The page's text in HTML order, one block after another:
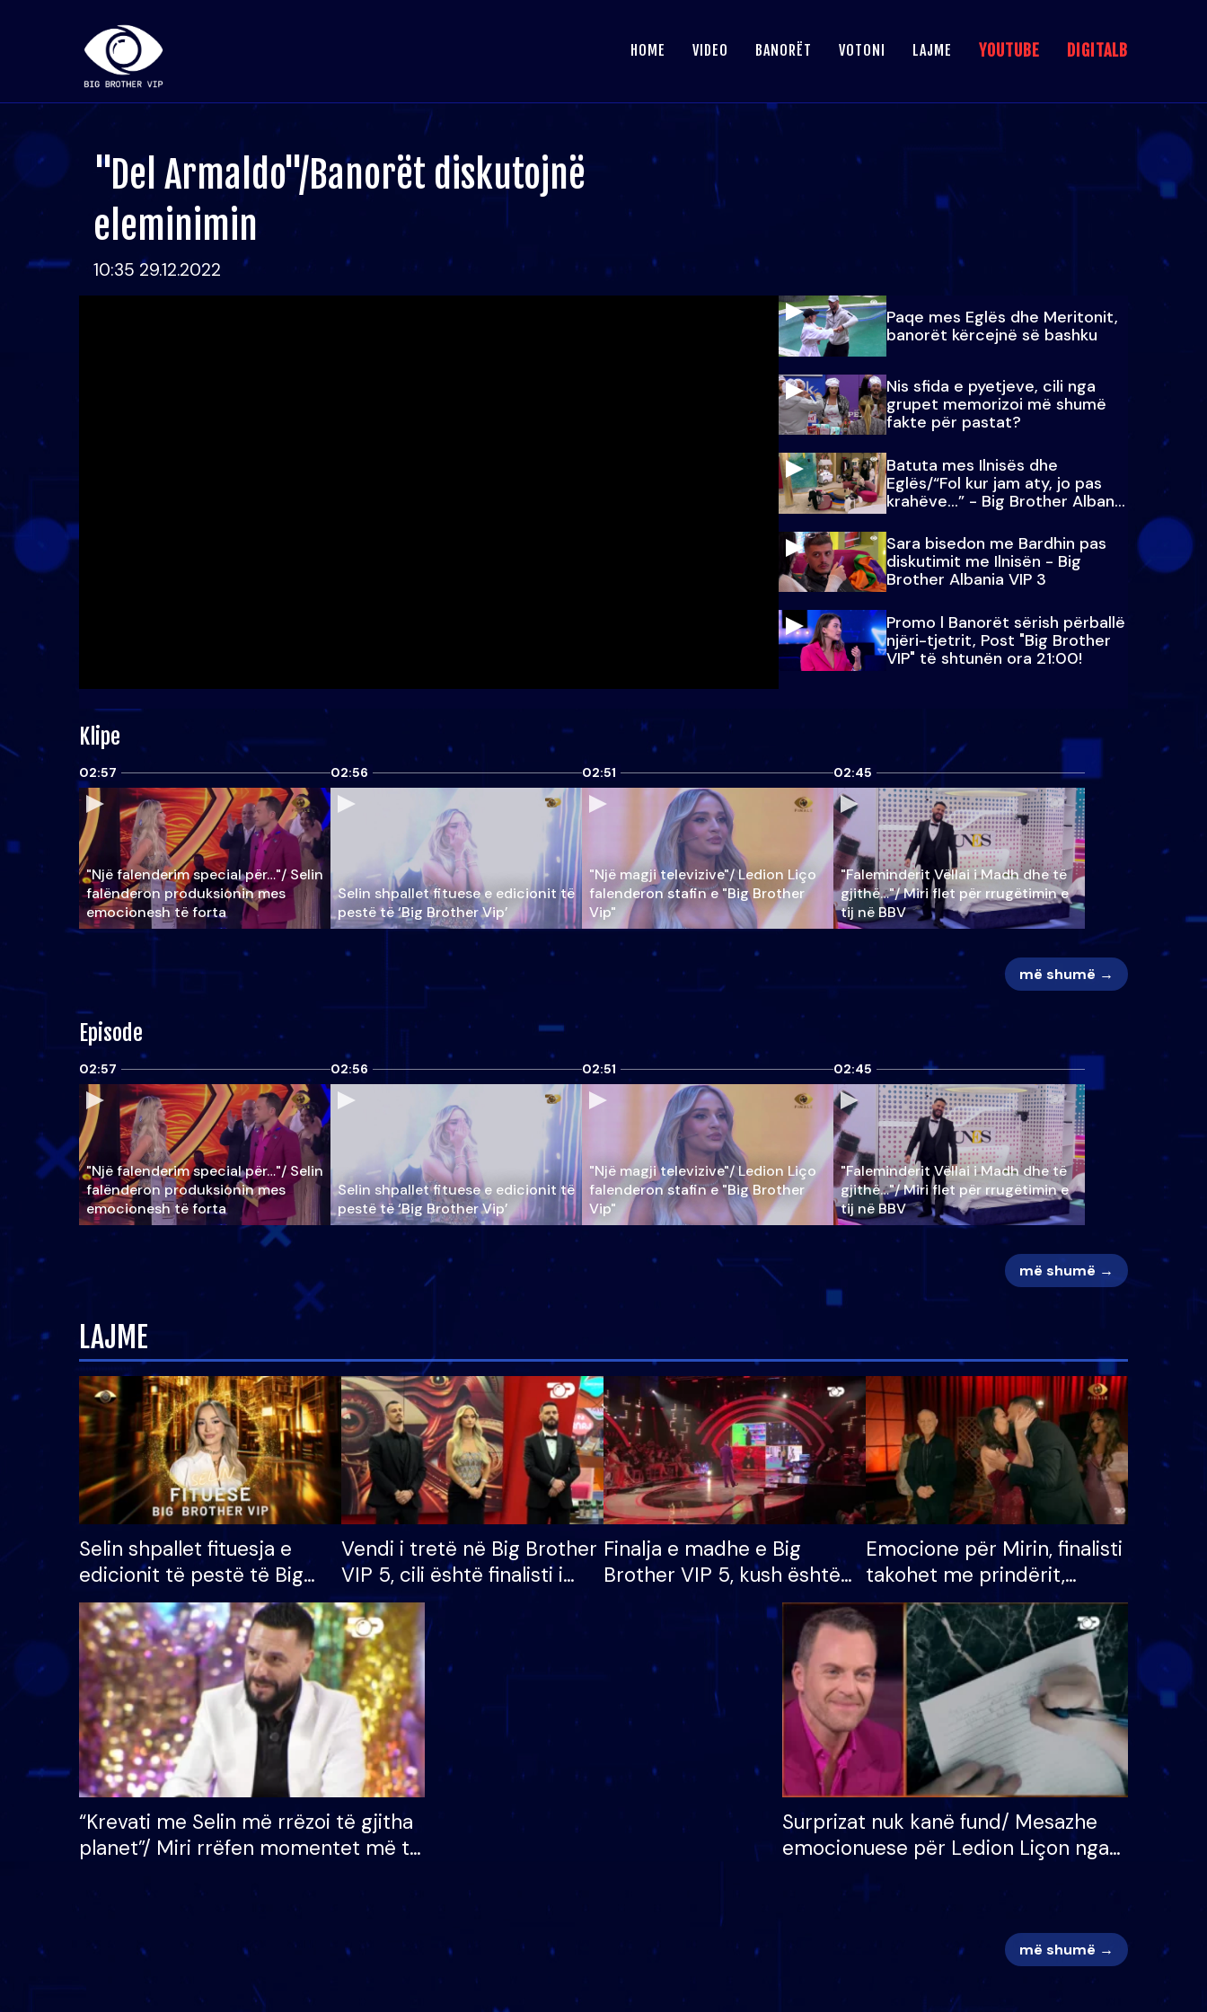
HOME VIDEO BANORËT VOTONI LAJME YOUTUBE DIGITALB
"Del Armaldo"/Banorët diskutojnë
eleminimin
10:35 29.12.2022
Paqe mes Eglës dhe Meritonit,
banorët kërcejnë së bashku
Nis sfida e pyetjeve, cili nga
grupet memorizoi më shumë
fakte për pastat?
Batuta mes Ilnisës dhe
Eglës/“Fol kur jam aty, jo pas
krahëve…” - Big Brother Albania
VIP 3
Sara bisedon me Bardhin pas
diskutimit me Ilnisën - Big
Brother Albania VIP 3
Promo l Banorët sërish përballë
njëri-tjetrit, Post "Big Brother
VIP" të shtunën ora 21:00!
Klipe
02:57
"Një falenderim special për…"/ Selin
falënderon produksionin mes
emocionesh të forta
02:56
Selin shpallet fituese e edicionit të
pestë të ‘Big Brother Vip’
02:51
"Një magji televizive"/ Ledion Liço
falenderon stafin e "Big Brother
Vip"
02:45
"Faleminderit Vëllai i Madh dhe të
gjithë…"/ Miri flet për rrugëtimin e
tij në BBV
më shumë →
Episode
02:57
"Një falenderim special për…"/ Selin
falënderon produksionin mes
emocionesh të forta
02:56
Selin shpallet fituese e edicionit të
pestë të ‘Big Brother Vip’
02:51
"Një magji televizive"/ Ledion Liço
falenderon stafin e "Big Brother
Vip"
02:45
"Faleminderit Vëllai i Madh dhe të
gjithë…"/ Miri flet për rrugëtimin e
tij në BBV
më shumë →
LAJME
Selin shpallet fituesja e
edicionit të pestë të Big
Brother VIP, rrëmben
çmimin e madh prej 100
mijë eurosh
Vendi i tretë në Big Brother
VIP 5, cili është finalisti i
radhës që lë shtëpinë
Finalja e madhe e Big
Brother VIP 5, kush është
banori i parë që lë shtëpinë
dhe humb mundësinë për
të fituar çmimin e madh
Emocione për Mirin, finalisti
takohet me prindërit,
vajzën dhe bashkëshorten:
S’kemi ndonjë letër divorci
apo jo?
“Krevati me Selin më rrëzoi të gjitha
planet”/ Miri rrëfen momentet më të
mungojë zilja e mëngjesit kur…
Surprizat nuk kanë fund/ Mesazhe
emocionuese për Ledion Liçon nga
më shumë →